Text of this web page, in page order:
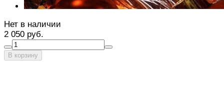
Нет в наличии
2 050 руб.
В корзину